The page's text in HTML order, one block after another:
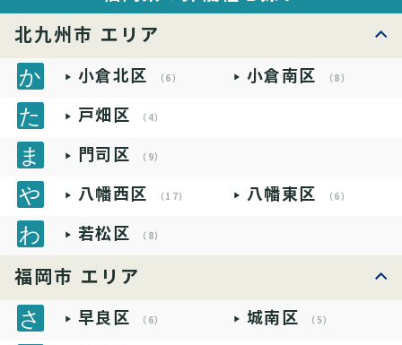
北九州市 エリア
小倉北区 （6） 小倉南区 （8）
戸畑区 （4）
門司区 （9）
八幡西区 （17） 八幡東区 （6）
若松区 （8）
福岡市 エリア
早良区 （6） 城南区 （5）